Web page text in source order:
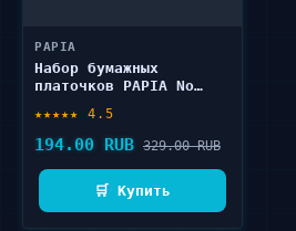
PAPIA
Набор бумажных
платочков PAPIA No
★★★★★ 4.5
194.00 RUB 329.00 RUB
🛒 Купить